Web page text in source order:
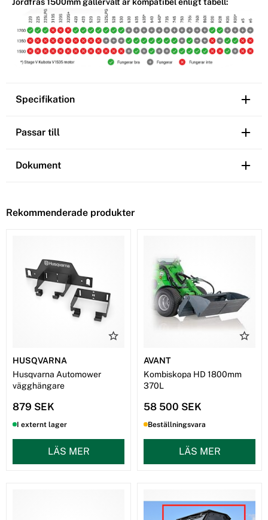
Jordfräs 1500mm gallervält är kompatibel enligt tabell:
Specifikation
Passar till
Dokument
Rekommenderade produkter
HUSQVARNA
Husqvarna Automower
vägghängare
879 SEK
I externt lager
LÄS MER
AVANT
Kombiskopa HD 1800mm
370L
58 500 SEK
Beställningsvara
LÄS MER